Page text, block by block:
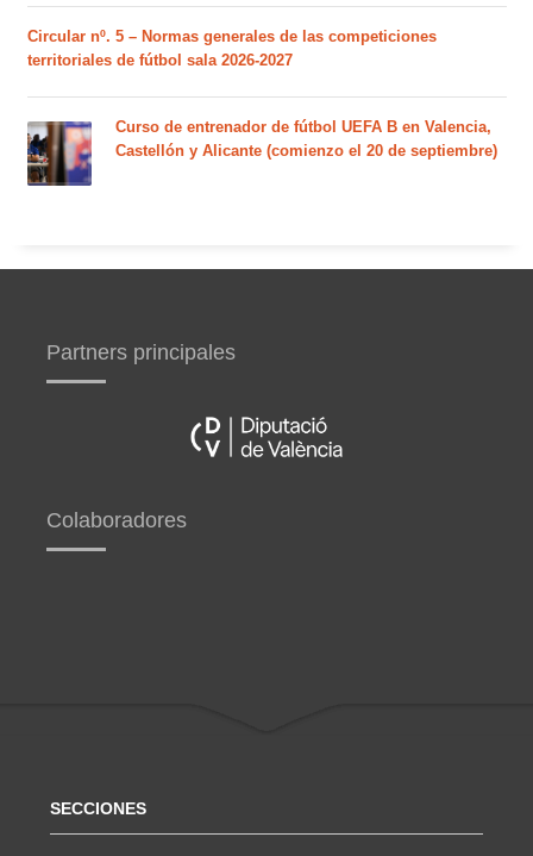
Circular nº. 5 – Normas generales de las competiciones
territoriales de fútbol sala 2026-2027
Curso de entrenador de fútbol UEFA B en Valencia,
Castellón y Alicante (comienzo el 20 de septiembre)
Partners principales
Colaboradores
SECCIONES